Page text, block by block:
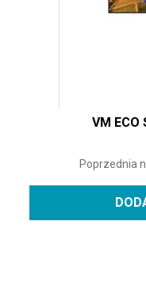
VM ECO
Poprzednia